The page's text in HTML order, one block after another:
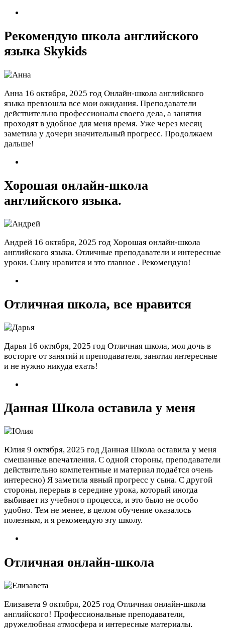
Рекомендую школа английского
языка Skykids
Анна 16 октября, 2025 год Онлайн-школа английского
языка превзошла все мои ожидания. Преподаватели
действительно профессионалы своего дела, а занятия
проходят в удобное для меня время. Уже через месяц
заметила у дочери значительный прогресс. Продолжаем
дальше!
Хорошая онлайн-школа
английского языка.
Андрей 16 октября, 2025 год Хорошая онлайн-школа
английского языка. Отличные преподаватели и интересные
уроки. Сыну нравится и это главное . Рекомендую!
Отличная школа, все нравится
Дарья 16 октября, 2025 год Отличная школа, моя дочь в
восторге от занятий и преподавателя, занятия интересные
и не нужно никуда ехать!
Данная Школа оставила у меня
Юлия 9 октября, 2025 год Данная Школа оставила у меня
смешанные впечатления. С одной стороны, преподаватели
действительно компетентные и материал подаётся очень
интересно) Я заметила явный прогресс у сына. С другой
стороны, перерыв в середине урока, который иногда
выбивает из учебного процесса, и это было не особо
удобно. Тем не менее, в целом обучение оказалось
полезным, и я рекомендую эту школу.
Отличная онлайн-школа
Елизавета 9 октября, 2025 год Отличная онлайн-школа
английского! Профессиональные преподаватели,
дружелюбная атмосфера и интересные материалы.